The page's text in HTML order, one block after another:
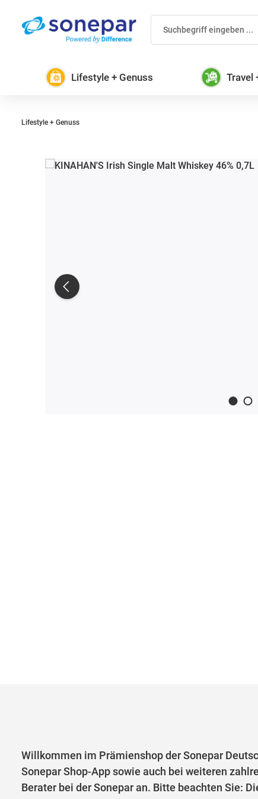
Hauptinhalt springen
Zur Suche springen
Zur Hauptnavigation springen
Lifestyle + Genuss Travel
Lifestyle + Genuss
Willkommen im Prämienshop der Sonepar
Sonepar Shop-App sowie auch bei weiteren
Berater bei der Sonepar an. Bitte beachten Sie: